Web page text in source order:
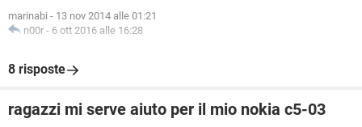
marinabi - 13 nov 2014 alle 01:21
n00r - 6 ott 2016 alle 16:28
8 risposte
ragazzi mi serve aiuto per il mio nokia c5-03